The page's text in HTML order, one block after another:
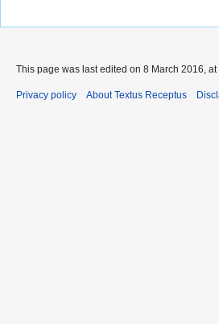
This page was last edited on 8 March 2016, at
Privacy policy About Textus Receptus